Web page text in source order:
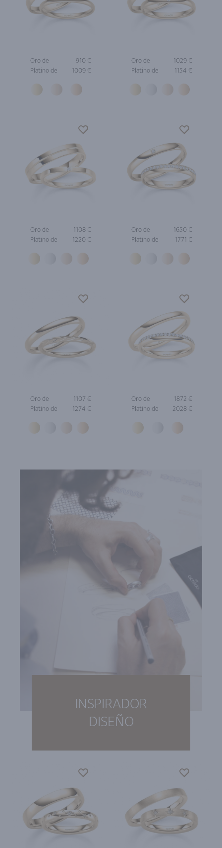
Oro de
910 €
Platino de
1009 €
Oro de
1029 €
Platino de
1154 €
Oro de
1108 €
Platino de
1220 €
Oro de
1650 €
Platino de
1771 €
Oro de
1107 €
Platino de
1274 €
Oro de
1872 €
Platino de
2028 €
INSPIRADOR
DISEÑO